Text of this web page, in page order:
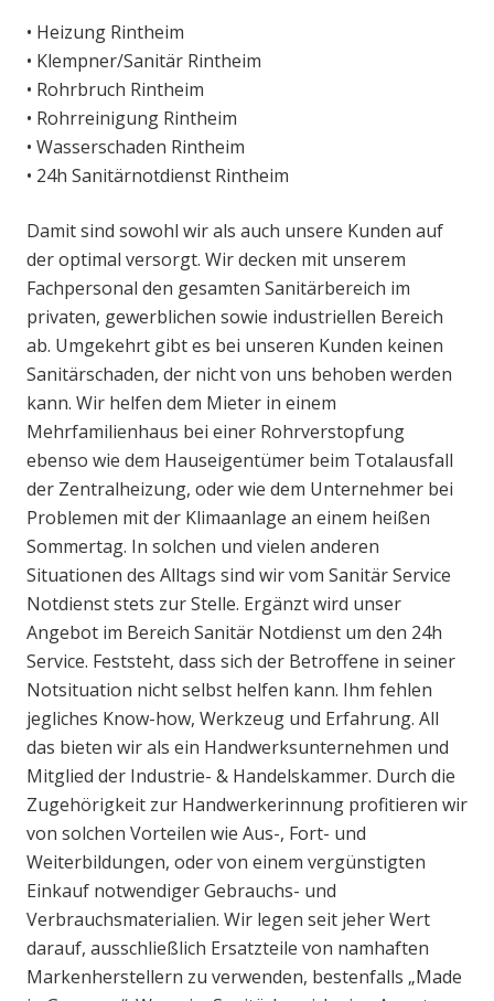
• Heizung Rintheim
• Klempner/Sanitär Rintheim
• Rohrbruch Rintheim
• Rohrreinigung Rintheim
• Wasserschaden Rintheim
• 24h Sanitärnotdienst Rintheim
Damit sind sowohl wir als auch unsere Kunden auf
der optimal versorgt. Wir decken mit unserem
Fachpersonal den gesamten Sanitärbereich im
privaten, gewerblichen sowie industriellen Bereich
ab. Umgekehrt gibt es bei unseren Kunden keinen
Sanitärschaden, der nicht von uns behoben werden
kann. Wir helfen dem Mieter in einem
Mehrfamilienhaus bei einer Rohrverstopfung
ebenso wie dem Hauseigentümer beim Totalausfall
der Zentralheizung, oder wie dem Unternehmer bei
Problemen mit der Klimaanlage an einem heißen
Sommertag. In solchen und vielen anderen
Situationen des Alltags sind wir vom Sanitär Service
Notdienst stets zur Stelle. Ergänzt wird unser
Angebot im Bereich Sanitär Notdienst um den 24h
Service. Feststeht, dass sich der Betroffene in seiner
Notsituation nicht selbst helfen kann. Ihm fehlen
jegliches Know-how, Werkzeug und Erfahrung. All
das bieten wir als ein Handwerksunternehmen und
Mitglied der Industrie- & Handelskammer. Durch die
Zugehörigkeit zur Handwerkerinnung profitieren wir
von solchen Vorteilen wie Aus-, Fort- und
Weiterbildungen, oder von einem vergünstigten
Einkauf notwendiger Gebrauchs- und
Verbrauchsmaterialien. Wir legen seit jeher Wert
darauf, ausschließlich Ersatzteile von namhaften
Markenherstellern zu verwenden, bestenfalls „Made